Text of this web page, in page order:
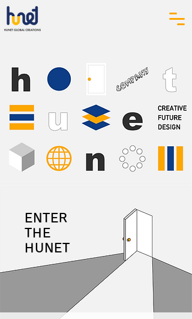
ENTER
THE
HUNET